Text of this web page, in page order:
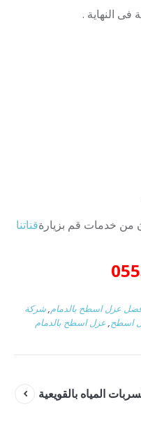
فى النهاية .
من خدمات قم بزيارةقناتنا
عزل اسطح بالدمام,شركة
اسطح, عزل اسطح بالدمام
المياه بالقويعية